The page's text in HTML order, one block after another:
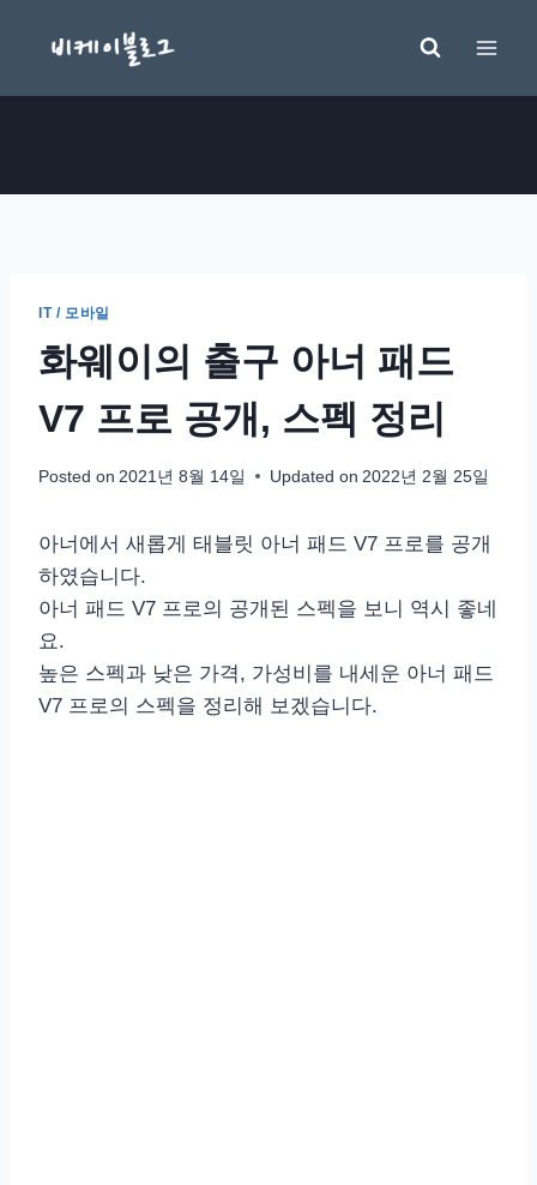
IT / 모바일
화웨이의 출구 아너 패드
V7 프로 공개, 스펙 정리
Posted on 2021년 8월 14일 Updated on 2022년 2월 25일
아너에서 새롭게 태블릿 아너 패드 V7 프로를 공개
하였습니다.
아너 패드 V7 프로의 공개된 스펙을 보니 역시 좋네
요.
높은 스펙과 낮은 가격, 가성비를 내세운 아너 패드
V7 프로의 스펙을 정리해 보겠습니다.